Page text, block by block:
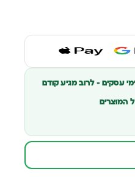
המוצרים